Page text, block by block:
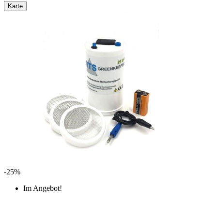
Karte
-25%
Im Angebot!